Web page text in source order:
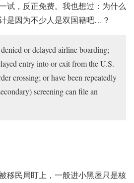
试，反正免费。我也想过：为什么
是因为不少人是双国籍吧…？
or delayed airline boarding;
entry into or exit from the U.S.
crossing; or have been repeatedly
screening can file an
移民局盯上，一般进小黑屋只是核